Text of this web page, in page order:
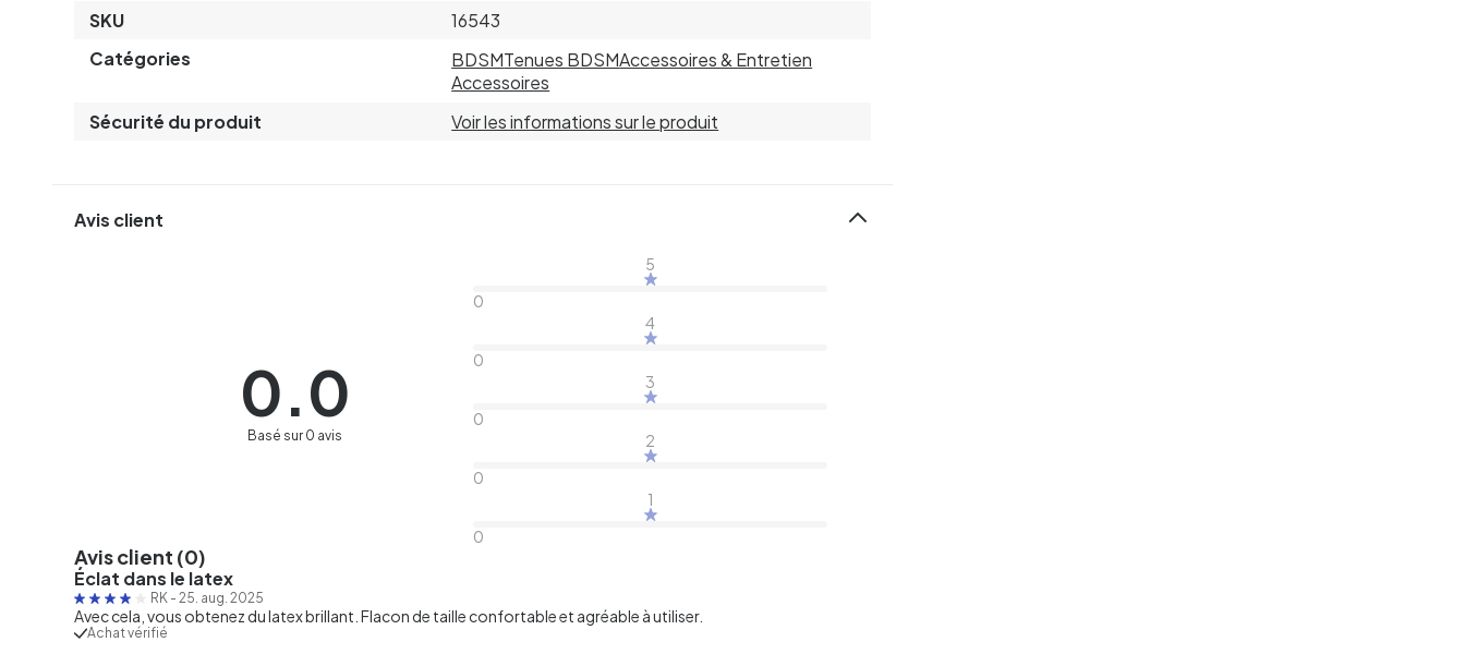
SKU
16543
Catégories
BDSMTenues BDSMAccessoires & Entretien
Accessoires
Sécurité du produit
Voir les informations sur le produit
Avis client
0.0
Basé sur 0 avis
5
0
4
0
3
0
2
0
1
0
Avis client (0)
Éclat dans le latex
RK - 25. aug. 2025
Avec cela, vous obtenez du latex brillant. Flacon de taille confortable et agréable à utiliser.
Achat vérifié